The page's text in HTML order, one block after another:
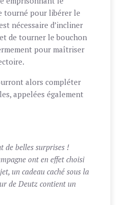
tourné pour libérer le
nécessaire d’incliner
de tourner le bouchon
pour maîtriser
alors compléter
appelées également
de belles surprises !
ont en effet choisi
un cadeau caché sous la
de Deutz contient un